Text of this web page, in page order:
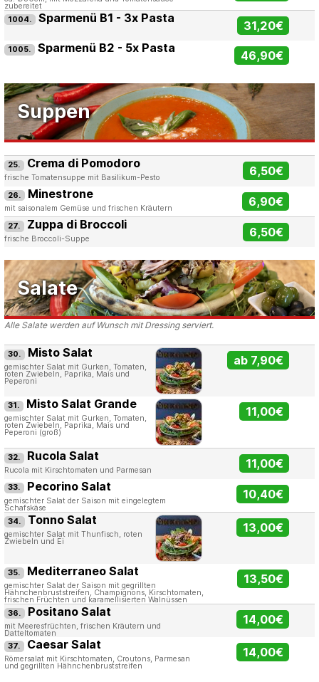
zubereitet
1004. Sparmenü B1 - 3x Pasta
31,20€
1005. Sparmenü B2 - 5x Pasta
46,90€
Suppen
25. Crema di Pomodoro
frische Tomatensuppe mit Basilikum-Pesto 6,50€
26. Minestrone
mit saisonalem Gemüse und frischen Kräutern 6,90€
27. Zuppa di Broccoli
frische Broccoli-Suppe 6,50€
Salate
Alle Salate werden auf Wunsch mit Dressing serviert.
30. Misto Salat
gemischter Salat mit Gurken, Tomaten,
roten Zwiebeln, Paprika, Mais und
Peperoni
ab 7,90€
31. Misto Salat Grande
gemischter Salat mit Gurken, Tomaten,
roten Zwiebeln, Paprika, Mais und
Peperoni (groß)
11,00€
32. Rucola Salat
Rucola mit Kirschtomaten und Parmesan 11,00€
33. Pecorino Salat
gemischter Salat der Saison mit eingelegtem
Schafskäse
10,40€
34. Tonno Salat
gemischter Salat mit Thunfisch, roten
Zwiebeln und Ei
13,00€
35. Mediterraneo Salat
gemischter Salat der Saison mit gegrillten
Hähnchenbruststreifen, Champignons, Kirschtomaten,
frischen Früchten und karamellisierten Walnüssen
13,50€
36. Positano Salat
mit Meeresfrüchten, frischen Kräutern und
Datteltomaten
14,00€
37. Caesar Salat
Römersalat mit Kirschtomaten, Croutons, Parmesan
und gegrillten Hähnchenbruststreifen
14,00€